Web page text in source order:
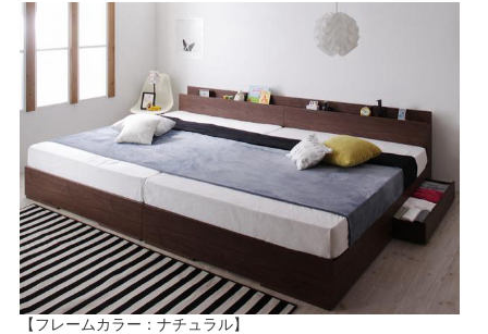
【フレームカラー：ナチュラル】